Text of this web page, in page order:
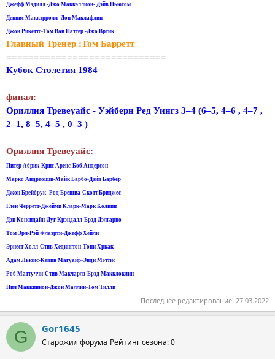
Джефф Мэдилл -Джо Маккэллион- Дэйв Ньюсом
Деннис Маккэрролл -Дон Маклафлин
Джон Рикеттс-Том Ван Наттер -Джо Вртик
Главный Тренер :Том Барретт
=============================
Кубок Столетия 1984
финал:
Ориллия Тревеуайс - Уэйберн Ред Уингз 3–4 (6–5, 4–6 , 4–7 ,
2–1, 8–5, 4–5 , 0–3 )
Ориллия Тревеуайс:
Питер Абрик-Крис Аренс-Боб Андерсон
Марко Андреоцци-Майк Барбо-Дэйв Барбер
Джон Брейбрук -Род Брешиа-Скотт Бриджес
Глен Черретт-Джейми Кларк-Марк Колвин
Дэн Консидайн-Дуг Крэндалл-Брэд Дэлгарно
Том Эрл-Рэй Флаэрти-Джефф Хейли
Эрнест Холл-Стив Хедингтон-Тони Хркак
Адам Льюис-Кевин Магуайр-Энди Мэттис
Роб Маттуччи-Стив Макчарлз-Брэд Макклоклин
Нил Маккиннон-Джон Маллин-Том Тилли
Последнее редактирование: 27.03.2022
G Gor1645
Старожил форума Рейтинг сезона: 0